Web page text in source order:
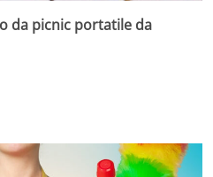
da picnic portatile da